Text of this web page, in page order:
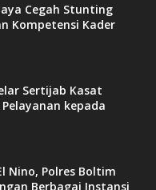
Cegah Stunting
Kompetensi Kader
Sertijab Kasat
kepada
Nino, Polres Boltim
Berbagai Instansi